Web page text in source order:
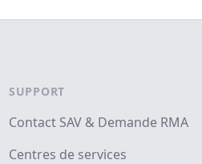
SUPPORT
Contact SAV & Demande RMA
Centres de services